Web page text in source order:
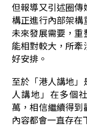
但報導又引述圈傳
構正進行內部架
未來發展需要，重
能相對較大，所
好安排。
至於「港人講地
人講地」在多個
萬，相信繼續得
內容都會一直存在